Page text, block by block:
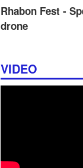
Rhabon Fest -
drone
VIDEO